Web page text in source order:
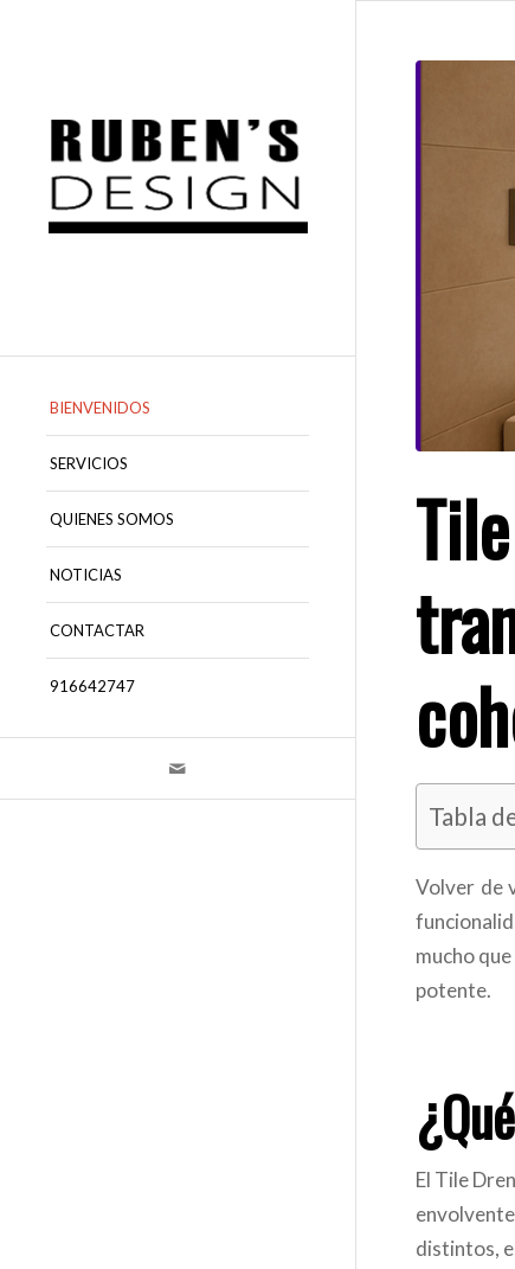
BIENVENIDOS
SERVICIOS
QUIENES SOMOS
NOTICIAS
CONTACTAR
916642747
Tabla
Volver de
mucho
potente.
El Tile
distintos,